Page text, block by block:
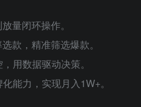
量闭环操作。
款，精准筛选爆款。
用数据驱动决策。
能力，实现月入1W+。